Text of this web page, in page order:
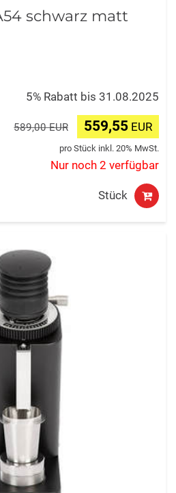
schwarz matt
5% Rabatt bis 31.08.2025
589,00 EUR 559,55 EUR
pro Stück inkl. 20% MwSt.
Nur noch 2 verfügbar
Stück